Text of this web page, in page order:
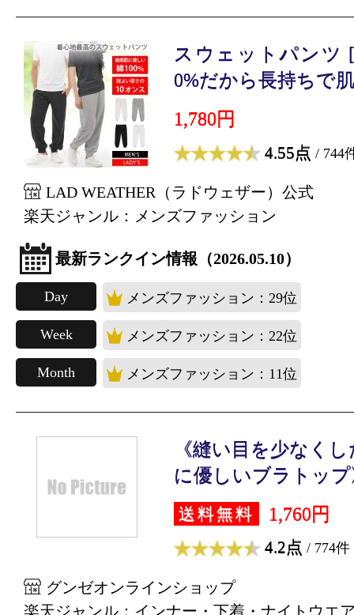
スウェットパンツ
0%だから長持ちで
1,780円
4.55点 / 744
LAD WEATHER（ラドウェザー）公式
楽天ジャンル：メンズファッション
最新ランクイン情報（2026.05.10）
Day メンズファッション：29位
Week メンズファッション：22位
Month メンズファッション：11位
《縫い目を少なく
に優しいブラトップ
送料無料 1,760円
4.2点 / 774件
グンゼオンラインショップ
楽天ジャンル：インナー・下着・ナイトウエ